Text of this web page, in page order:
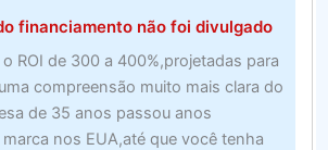
esportivas
perfeito
no
Canadá.
–
financiamento não foi divulgado
ROI de 300 a 400%,projetadas para
compreensão muito mais clara do
de 35 anos passou anos
nos EUA,até que você tenha